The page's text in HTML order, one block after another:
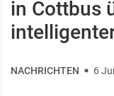
in Cottbus
NACHRICHTEN 6